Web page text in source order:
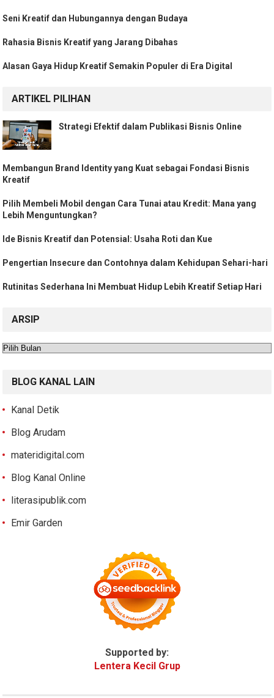
Seni Kreatif dan Hubungannya dengan Budaya
Rahasia Bisnis Kreatif yang Jarang Dibahas
Alasan Gaya Hidup Kreatif Semakin Populer di Era Digital
ARTIKEL PILIHAN
Strategi Efektif dalam Publikasi Bisnis Online
Membangun Brand Identity yang Kuat sebagai Fondasi Bisnis
Kreatif
Pilih Membeli Mobil dengan Cara Tunai atau Kredit: Mana yang
Lebih Menguntungkan?
Ide Bisnis Kreatif dan Potensial: Usaha Roti dan Kue
Pengertian Insecure dan Contohnya dalam Kehidupan Sehari-hari
Rutinitas Sederhana Ini Membuat Hidup Lebih Kreatif Setiap Hari
ARSIP
Arsip
BLOG KANAL LAIN
Kanal Detik
Blog Arudam
materidigital.com
Blog Kanal Online
literasipublik.com
Emir Garden
Supported by:
Lentera Kecil Grup